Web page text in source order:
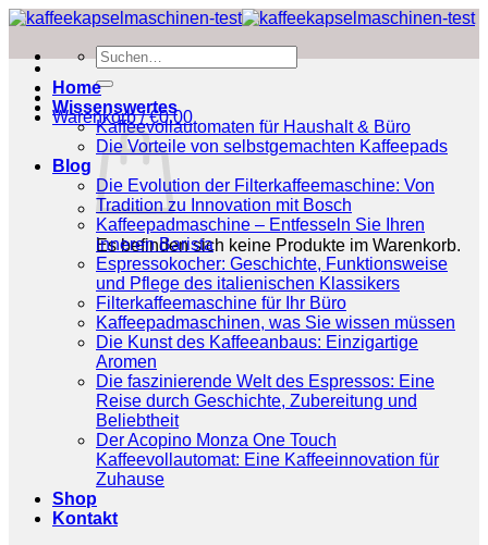
Zum
springen
Suchen
nach:
Warenkorb /€0.00
Es befinden sich keine Produkte im Warenkorb.
Home
Wissenswertes
Kaffeevollautomaten für Haushalt & Büro
Die Vorteile von selbstgemachten Kaffeepads
Blog
Die Evolution der Filterkaffeemaschine: Von
Tradition zu Innovation mit Bosch
Kaffeepadmaschine – Entfesseln Sie Ihren
inneren Barista
Espressokocher: Geschichte, Funktionsweise
und Pflege des italienischen Klassikers
Filterkaffeemaschine für Ihr Büro
Kaffeepadmaschinen, was Sie wissen müssen
Die Kunst des Kaffeeanbaus: Einzigartige
Aromen
Die faszinierende Welt des Espressos: Eine
Reise durch Geschichte, Zubereitung und
Beliebtheit
Der Acopino Monza One Touch
Kaffeevollautomat: Eine Kaffeeinnovation für
Zuhause
Shop
Kontakt